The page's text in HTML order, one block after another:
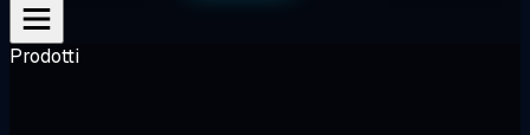
Prodotti